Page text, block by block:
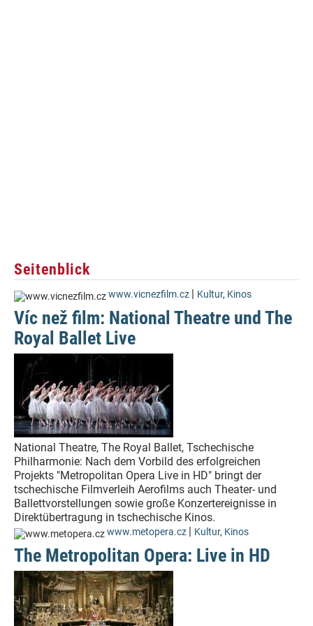
Seitenblick
www.vicnezfilm.cz | Kultur, Kinos
Víc než film: National Theatre und The
Royal Ballet Live
National Theatre, The Royal Ballet, Tschechische
Philharmonie: Nach dem Vorbild des erfolgreichen
Projekts "Metropolitan Opera Live in HD" bringt der
tschechische Filmverleih Aerofilms auch Theater- und
Ballettvorstellungen sowie große Konzertereignisse in
Direktübertragung in tschechische Kinos.
www.metopera.cz | Kultur, Kinos
The Metropolitan Opera: Live in HD